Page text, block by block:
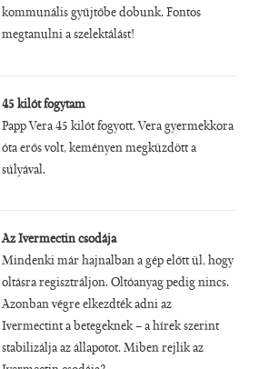
kommunális gyűjtőbe dobunk. Fontos
megtanulni a szelektálást!
45 kilót fogytam
Papp Vera 45 kilót fogyott. Vera gyermekkora
óta erős volt, keményen megküzdött a
súlyával.
Az Ivermectin csodája
Mindenki már hajnalban a gép előtt ül, hogy
oltásra regisztráljon. Oltóanyag pedig nincs.
Azonban végre elkezdték adni az
Ivermectint a betegeknek – a hírek szerint
stabilizálja az állapotot. Miben rejlik az